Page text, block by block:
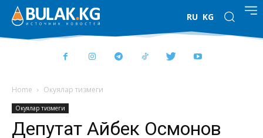
RU KG
Home Окуялар тизмеги
Окуялар тизмеги
Депутат Айбек Осмонов